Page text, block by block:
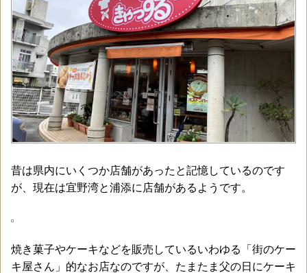
昔は県内にいくつか店舗があったと記憶しているのです
が、現在は宜野湾と浦添に店舗があるようです。
焼き菓子やケーキなどを販売しているいわゆる「街のケー
キ屋さん」的なお店なのですが、たまたま父の日にケーキ